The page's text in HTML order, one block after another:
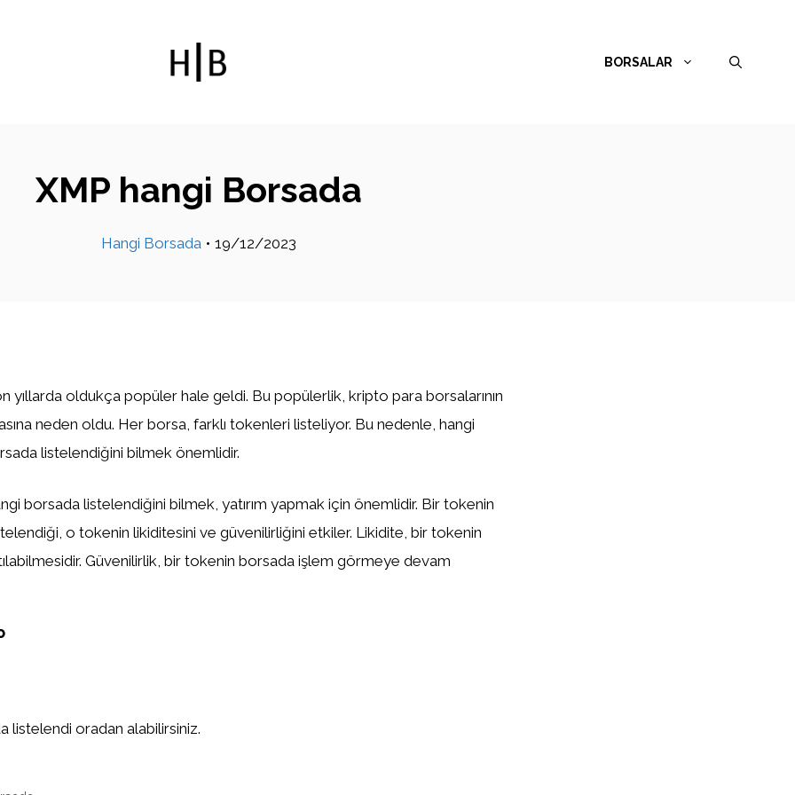
BORSALAR
XMP hangi Borsada
Hangi Borsada • 19/12/2023
yıllarda oldukça popüler hale geldi. Bu popülerlik, kripto para borsalarının
neden oldu. Her borsa, farklı tokenleri listeliyor. Bu nedenle, hangi
listelendiğini bilmek önemlidir.
borsada listelendiğini bilmek, yatırım yapmak için önemlidir. Bir tokenin
o tokenin likiditesini ve güvenilirliğini etkiler. Likidite, bir tokenin
Güvenilirlik, bir tokenin borsada işlem görmeye devam
listelendi oradan alabilirsiniz.